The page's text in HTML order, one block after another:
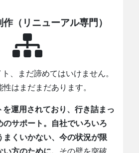
（リニューアル専門）
、まだ諦めてはいけません。
はまだまだあります。
を運用されており、行き詰まっ
のサポート。自社でいろいろ
まくいかない、今の状況が限
方のために、 その壁を突破